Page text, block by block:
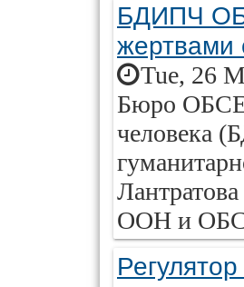
БДИПЧ
жертвами
Tue, 26
Бюро ОБСЕ
человека
ООН и